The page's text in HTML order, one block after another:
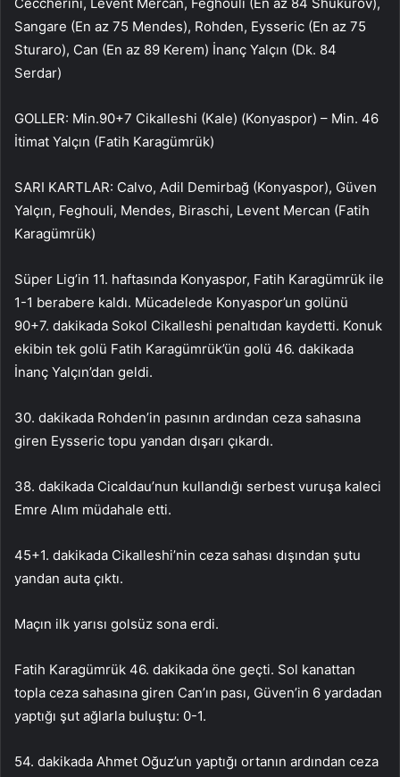
Sangare (En az 75 Mendes), Rohden, Eysseric (En az 75
Sturaro), Can (En az 89 Kerem) İnanç Yalçın (Dk. 84
Serdar)
GOLLER: Min.90+7 Cikalleshi (Kale) (Konyaspor) – Min. 46
İtimat Yalçın (Fatih Karagümrük)
SARI KARTLAR: Calvo, Adil Demirbağ (Konyaspor), Güven
Yalçın, Feghouli, Mendes, Biraschi, Levent Mercan (Fatih
Karagümrük)
Süper Lig’in 11. haftasında Konyaspor, Fatih Karagümrük ile
1-1 berabere kaldı. Mücadelede Konyaspor’un golünü
90+7. dakikada Sokol Cikalleshi penaltıdan kaydetti. Konuk
ekibin tek golü Fatih Karagümrük’ün golü 46. dakikada
İnanç Yalçın’dan geldi.
30. dakikada Rohden’in pasının ardından ceza sahasına
giren Eysseric topu yandan dışarı çıkardı.
38. dakikada Cicaldau’nun kullandığı serbest vuruşa kaleci
Emre Alım müdahale etti.
45+1. dakikada Cikalleshi’nin ceza sahası dışından şutu
yandan auta çıktı.
Maçın ilk yarısı golsüz sona erdi.
Fatih Karagümrük 46. dakikada öne geçti. Sol kanattan
topla ceza sahasına giren Can’ın pası, Güven’in 6 yardadan
yaptığı şut ağlarla buluştu: 0-1.
54. dakikada Ahmet Oğuz’un yaptığı ortanın ardından ceza